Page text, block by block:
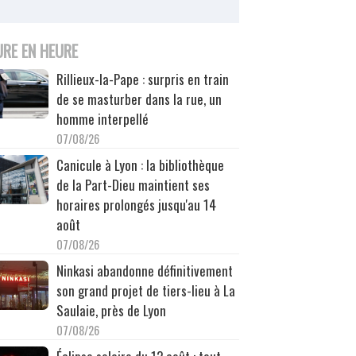
EN HEURE
Rillieux-la-Pape : surpris en train
de se masturber dans la rue, un
homme interpellé
07/08/26
Canicule à Lyon : la bibliothèque
de la Part-Dieu maintient ses
horaires prolongés jusqu'au 14
août
07/08/26
Ninkasi abandonne définitivement
son grand projet de tiers-lieu à La
Saulaie, près de Lyon
07/08/26